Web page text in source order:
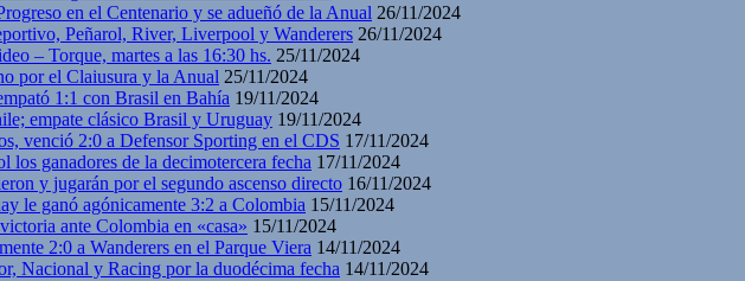
en el Centenario y se adueñó de la Anual 26/11/2024
Peñarol, River, Liverpool y Wanderers 26/11/2024
– Torque, martes a las 16:30 hs. 25/11/2024
por el Claiusura y la Anual 25/11/2024
1:1 con Brasil en Bahía 19/11/2024
empate clásico Brasil y Uruguay 19/11/2024
venció 2:0 a Defensor Sporting en el CDS 17/11/2024
ganadores de la decimotercera fecha 17/11/2024
y jugarán por el segundo ascenso directo 16/11/2024
le ganó agónicamente 3:2 a Colombia 15/11/2024
ante Colombia en «casa» 15/11/2024
2:0 a Wanderers en el Parque Viera 14/11/2024
Nacional y Racing por la duodécima fecha 14/11/2024